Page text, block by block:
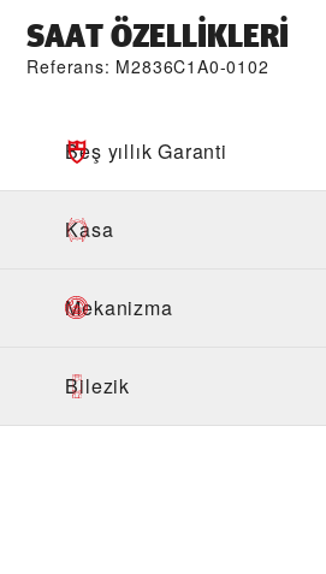
SAAT ÖZELLIKLERI
Referans: M2836C1A0-0102
Beş yıllık Garanti
Kasa
Mekanizma
Bilezik